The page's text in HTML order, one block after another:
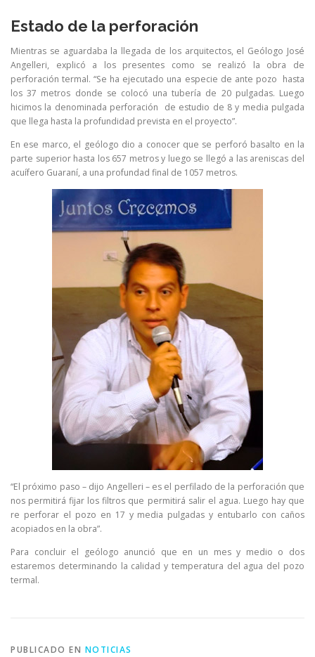
Estado de la perforación
Mientras se aguardaba la llegada de los arquitectos, el Geólogo José
Angelleri, explicó a los presentes como se realizó la obra de
perforación termal. “Se ha ejecutado una especie de ante pozo hasta
los 37 metros donde se colocó una tubería de 20 pulgadas. Luego
hicimos la denominada perforación de estudio de 8 y media pulgada
que llega hasta la profundidad prevista en el proyecto”.
En ese marco, el geólogo dio a conocer que se perforó basalto en la
parte superior hasta los 657 metros y luego se llegó a las areniscas del
acuífero Guaraní, a una profundad final de 1057 metros.
“El próximo paso – dijo Angelleri – es el perfilado de la perforación que
nos permitirá fijar los filtros que permitirá salir el agua. Luego hay que
re perforar el pozo en 17 y media pulgadas y entubarlo con caños
acopiados en la obra”.
Para concluir el geólogo anunció que en un mes y medio o dos
estaremos determinando la calidad y temperatura del agua del pozo
termal.
PUBLICADO EN NOTICIAS